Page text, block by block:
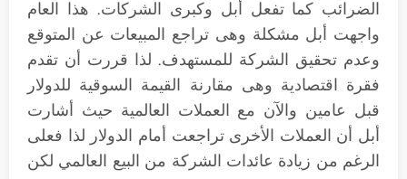
الضرائب كما تفعل أبل وكبرى الشركات. هذا العام
واجهت أبل مشكلة وهى تراجع المبيعات عن المتوقع
وعدم تحقيق الشركة للمستهدف. لذا قررت أن تقدم
فقرة اقتصادية وهى مقارنة القيمة السوقية للدولار
قبل عامين والآن مع العملات العالمية حيث أشارت
أبل أن العملات الأخرى تراجعت أمام الدولار لذا فعلى
الرغم من زيادة عائدات الشركة من البيع العالمي لكن